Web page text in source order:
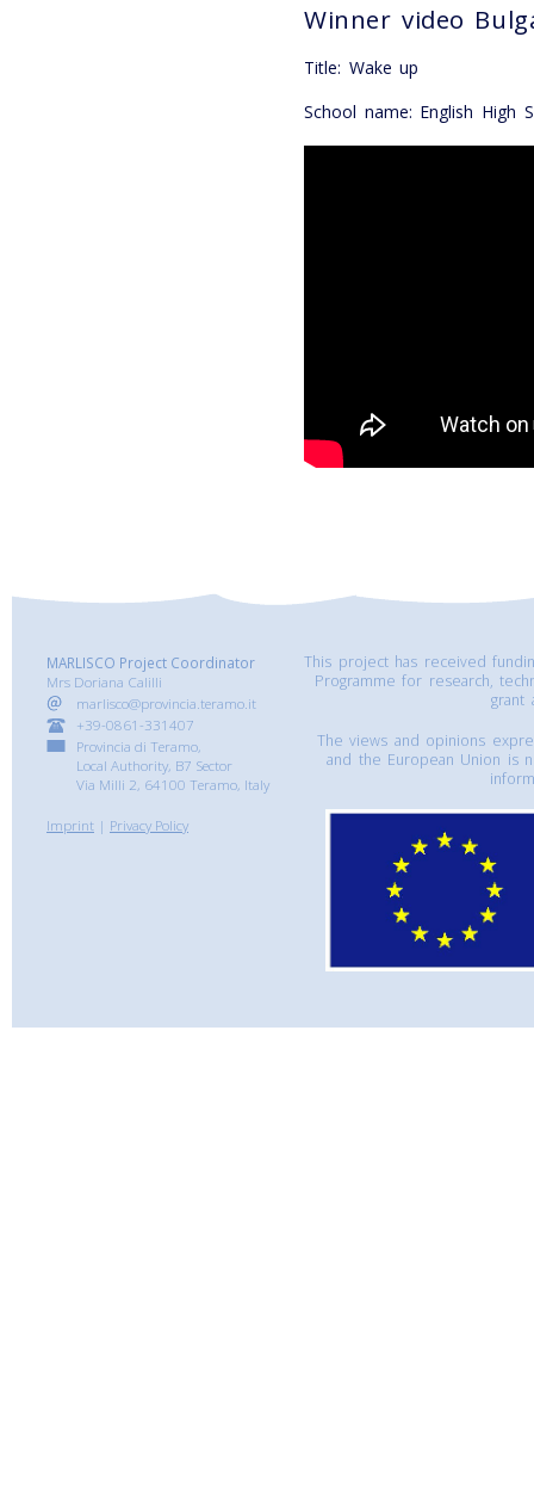
Winner video
Title: Wake up
School name: English High
MARLISCO Project Coordinator
Mrs Doriana Calilli
marlisco@provincia.teramo.it
+39-0861-331407
Provincia di Teramo,
Local Authority, B7 Sector
Via Milli 2, 64100 Teramo, Italy
Imprint | Privacy Policy
This project has received
Programme for research,
grant
The views and opinions
and the European Union is